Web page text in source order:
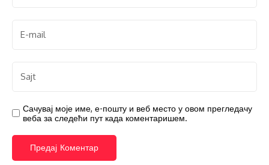
Сачувај моје име, е-пошту и веб место у овом прегледачу
веба за следећи пут када коментаришем.